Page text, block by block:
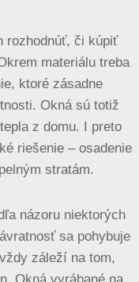
rozhodnúť, či kúpiť
materiálu treba
ktoré zásadne
Okná sú totiž
z domu. I preto
riešenie – osadenie
stratám.
názoru niektorých
sa pohybuje
záleží na tom,